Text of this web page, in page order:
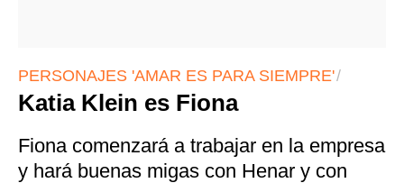
PERSONAJES 'AMAR ES PARA SIEMPRE'
Katia Klein es Fiona
Fiona comenzará a trabajar en la empresa
y hará buenas migas con Henar y con